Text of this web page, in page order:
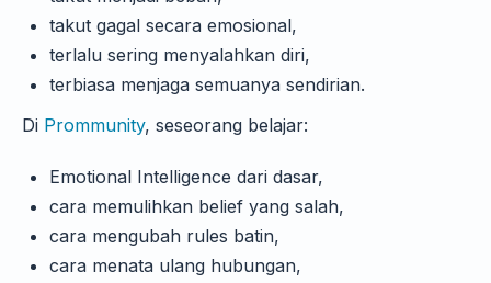
takut gagal secara emosional,
terlalu sering menyalahkan diri,
terbiasa menjaga semuanya sendirian.
Di Prommunity, seseorang belajar:
Emotional Intelligence dari dasar,
cara memulihkan belief yang salah,
cara mengubah rules batin,
cara menata ulang hubungan,